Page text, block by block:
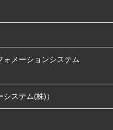
ォメーションシステム
ステム(株)）